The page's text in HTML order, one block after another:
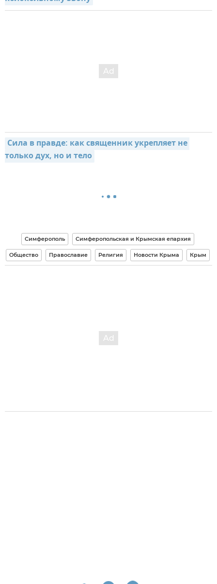
Сила в правде: как священник укрепляет не
только дух, но и тело
Симферополь Симферопольская и Крымская епархия
Общество Православие Религия Новости Крыма Крым